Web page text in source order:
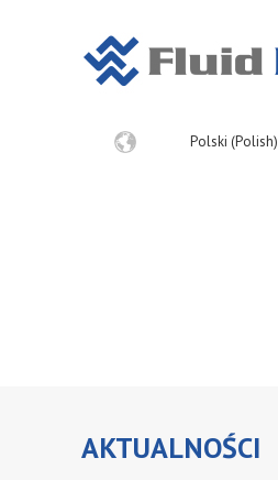
Wybierz
Polski (Polish)
AKTUALNOŚCI